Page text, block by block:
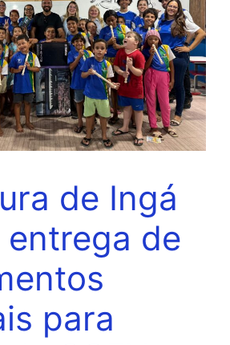
de Ingá
entrega de
para